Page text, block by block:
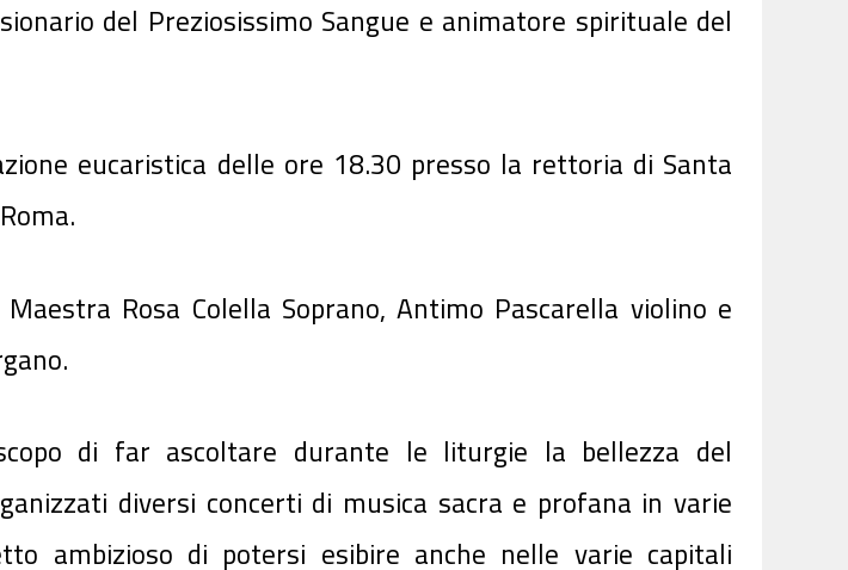
del Preziosissimo Sangue e animatore spirituale del
eucaristica delle ore 18.30 presso la rettoria di Santa
Rosa Colella Soprano, Antimo Pascarella violino e
di far ascoltare durante le liturgie la bellezza del
diversi concerti di musica sacra e profana in varie
ambizioso di potersi esibire anche nelle varie capitali